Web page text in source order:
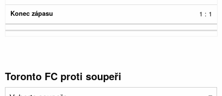
1 : 1
Toronto FC proti soupeři